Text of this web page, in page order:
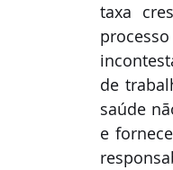
taxa
de
saúde
e